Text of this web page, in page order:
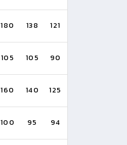
180 138 121
105 105 90
160 140 125
100 95 94